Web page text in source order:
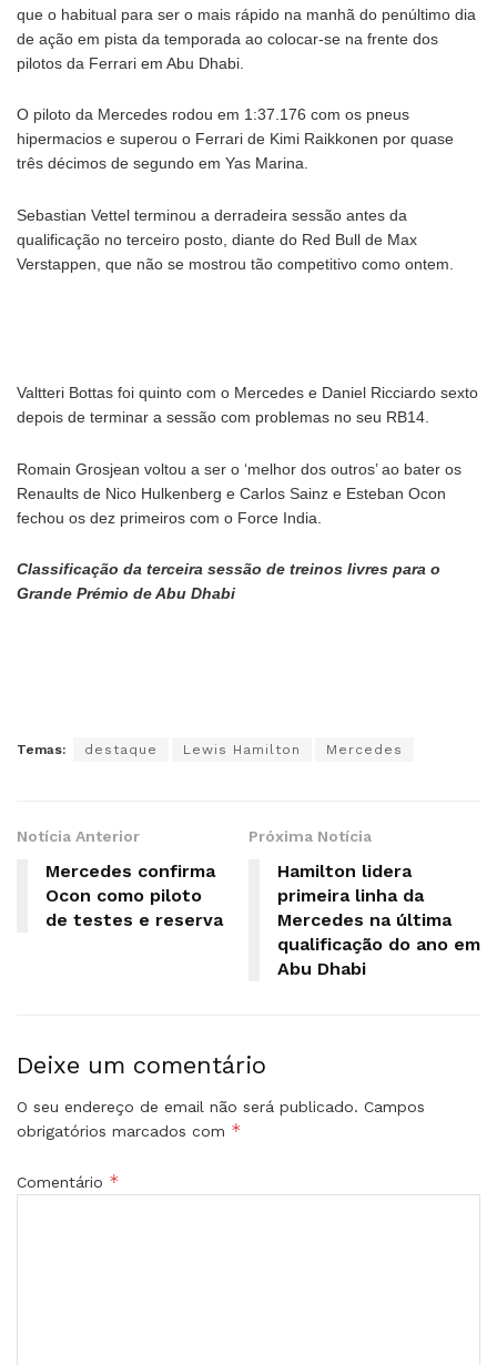
que o habitual para ser o mais rápido na manhã do penúltimo dia
de ação em pista da temporada ao colocar-se na frente dos
pilotos da Ferrari em Abu Dhabi.
O piloto da Mercedes rodou em 1:37.176 com os pneus
hipermacios e superou o Ferrari de Kimi Raikkonen por quase
três décimos de segundo em Yas Marina.
Sebastian Vettel terminou a derradeira sessão antes da
qualificação no terceiro posto, diante do Red Bull de Max
Verstappen, que não se mostrou tão competitivo como ontem.
Valtteri Bottas foi quinto com o Mercedes e Daniel Ricciardo sexto
depois de terminar a sessão com problemas no seu RB14.
Romain Grosjean voltou a ser o ‘melhor dos outros’ ao bater os
Renaults de Nico Hulkenberg e Carlos Sainz e Esteban Ocon
fechou os dez primeiros com o Force India.
Classificação da terceira sessão de treinos livres para o
Grande Prémio de Abu Dhabi
Temas: destaque Lewis Hamilton Mercedes
Notícia Anterior
Mercedes confirma
Ocon como piloto
de testes e reserva
Próxima Notícia
Hamilton lidera
primeira linha da
Mercedes na última
qualificação do ano em
Abu Dhabi
Deixe um comentário
O seu endereço de email não será publicado. Campos
obrigatórios marcados com *
Comentário *